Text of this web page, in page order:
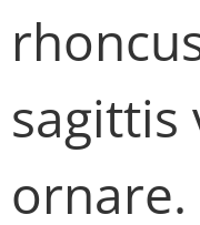
sagittis
ornare.